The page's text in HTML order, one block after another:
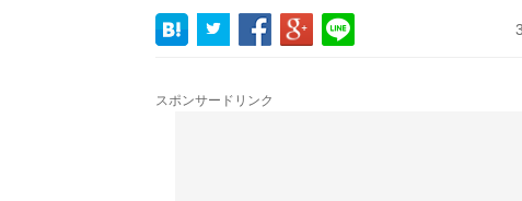
スポンサードリンク